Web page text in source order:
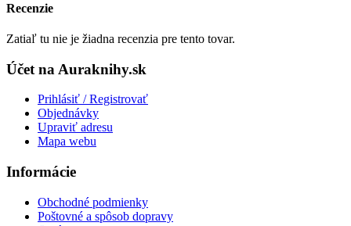
Recenzie
Zatiaľ tu nie je žiadna recenzia pre tento tovar.
Účet na Auraknihy.sk
Prihlásiť / Registrovať
Objednávky
Upraviť adresu
Mapa webu
Informácie
Obchodné podmienky
Poštovné a spôsob dopravy